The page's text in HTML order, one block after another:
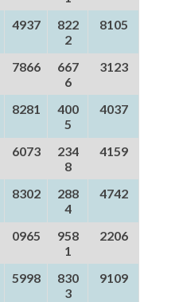
4937
822
2
8105
7866
667
6
3123
8281
400
5
4037
6073
234
8
4159
8302
288
4
4742
0965
958
1
2206
5998
830
3
9109